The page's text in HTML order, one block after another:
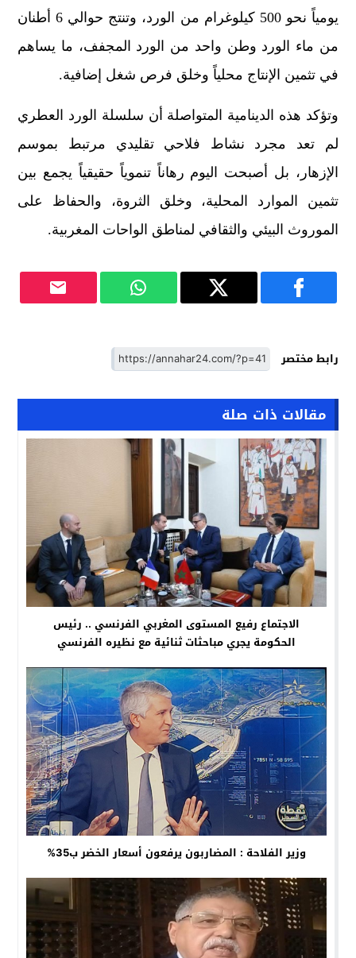
يومياً نحو 500 كيلوغرام من الورد، وتنتج حوالي 6 أطنان
من ماء الورد وطن واحد من الورد المجفف، ما يساهم
في تثمين الإنتاج محلياً وخلق فرص شغل إضافية.
وتؤكد هذه الدينامية المتواصلة أن سلسلة الورد العطري
لم تعد مجرد نشاط فلاحي تقليدي مرتبط بموسم
الإزهار، بل أصبحت اليوم رهاناً تنموياً حقيقياً يجمع بين
تثمين الموارد المحلية، وخلق الثروة، والحفاظ على
الموروث البيئي والثقافي لمناطق الواحات المغربية.
رابط مختصر
مقالات ذات صلة
الاجتماع رفيع المستوى المغربي الفرنسي .. رئيس
الحكومة يجري مباحثات ثنائية مع نظيره الفرنسي
وزير الفلاحة : المضاربون يرفعون أسعار الخضر ب35%